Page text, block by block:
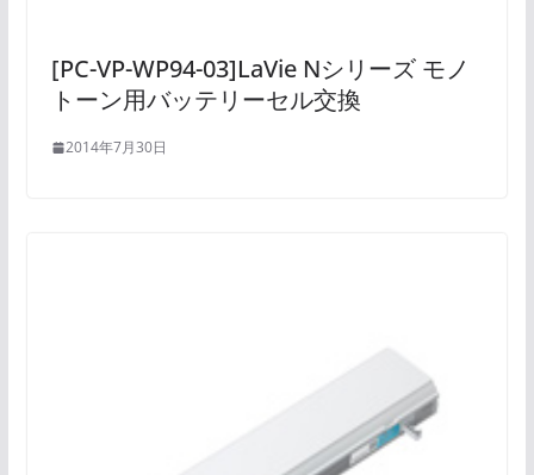
[PC-VP-WP94-03]LaVie Nシリーズ モノ
トーン用バッテリーセル交換
2014年7月30日